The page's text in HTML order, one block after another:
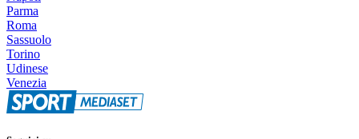
Parma
Roma
Sassuolo
Torino
Udinese
Venezia